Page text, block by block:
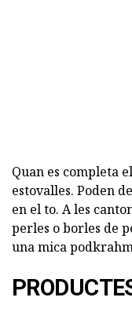
Quan es completa
estovalles. Poden
en el to. A les
perles o borles de
una mica